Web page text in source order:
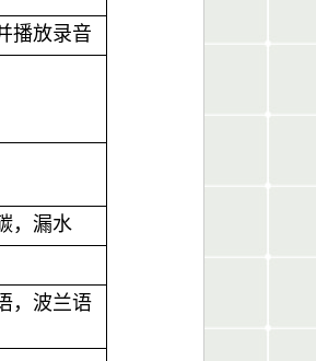
播放录音
，漏水
，波兰语